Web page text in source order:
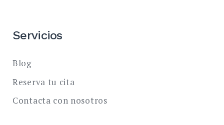
Servicios
Blog
Reserva tu cita
Contacta con nosotros